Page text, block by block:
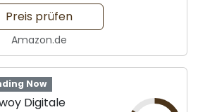
Preis prüfen
Amazon.de
Now
Digitale